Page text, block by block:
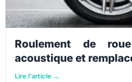
Roulement de
acoustique et
Lire l'article →